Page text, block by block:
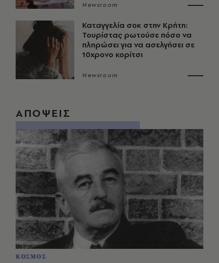
Newsroom
Καταγγελία σοκ στην Κρήτη:
Τουρίστας ρωτούσε πόσο να
πληρώσει για να ασελγήσει σε
10χρονο κορίτσι
Newsroom
ΑΠΟΨΕΙΣ
ΚΟΣΜΟΣ